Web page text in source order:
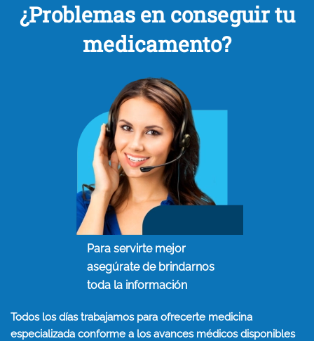
¿Problemas en conseguir tu
medicamento?
Para servirte mejor
asegúrate de brindarnos
toda la información
Todos los días trabajamos para ofrecerte medicina
especializada conforme a los avances médicos disponibles